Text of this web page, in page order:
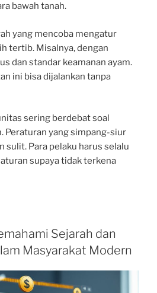
bawah tanah.
yang mencoba mengatur
tertib. Misalnya, dengan
dan standar keamanan ayam.
ini bisa dijalankan tanpa
sering berdebat soal
Peraturan yang simpang-siur
sulit. Para pelaku harus selalu
supaya tidak terkena
Sejarah dan
Masyarakat Modern